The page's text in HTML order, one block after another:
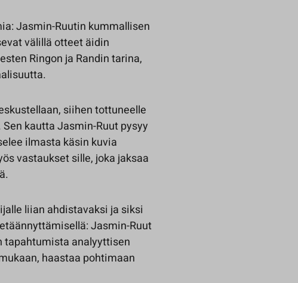
Jasmin-Ruutin kummallisen
välillä otteet äidin
Ringon ja Randin tarina,
siihen tottuneelle
kautta Jasmin-Ruut pysyy
ilmasta käsin kuvia
vastaukset sille, joka jaksaa
liian ahdistavaksi ja siksi
Jasmin-Ruut
tapahtumista analyyttisen
haastaa pohtimaan